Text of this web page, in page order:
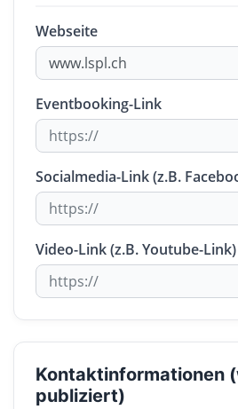
Webseite
Eventbooking-Link
Socialmedia-Link (z.B.
Video-Link (z.B. Youtube-Link)
Kontaktinformationen
publiziert)